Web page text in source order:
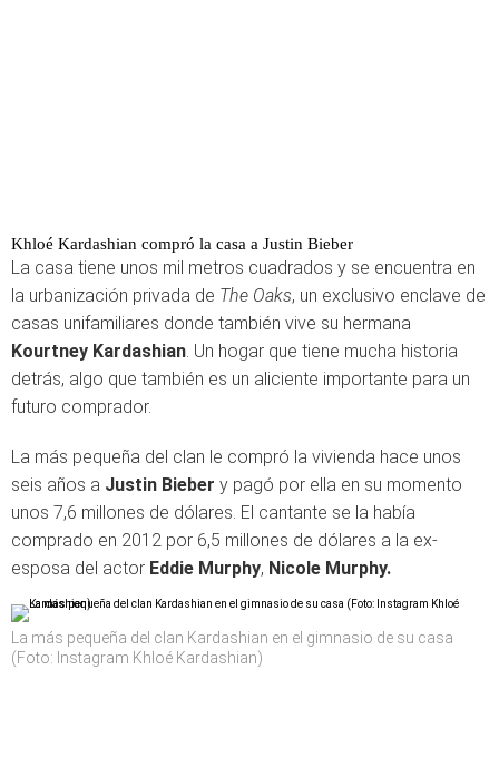
Khloé Kardashian compró la casa a Justin Bieber
La casa tiene unos mil metros cuadrados y se encuentra en
la urbanización privada de The Oaks, un exclusivo enclave de
casas unifamiliares donde también vive su hermana
Kourtney Kardashian. Un hogar que tiene mucha historia
detrás, algo que también es un aliciente importante para un
futuro comprador.
La más pequeña del clan le compró la vivienda hace unos
seis años a Justin Bieber y pagó por ella en su momento
unos 7,6 millones de dólares. El cantante se la había
comprado en 2012 por 6,5 millones de dólares a la ex-
esposa del actor Eddie Murphy, Nicole Murphy.
La más pequeña del clan Kardashian en el gimnasio de su casa
(Foto: Instagram Khloé Kardashian)